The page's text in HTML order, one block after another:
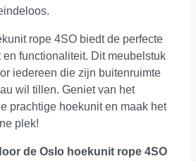
rope 4SO biedt de perfecte
en functionaliteit. Dit meubelstuk
iedereen die zijn buitenruimte
wil tillen. Geniet van het
prachtige hoekunit en maak het
plek!
de Oslo hoekunit rope 4SO